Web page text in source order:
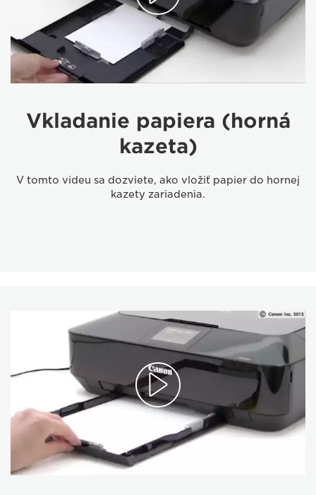
Vkladanie papiera (horná
kazeta)
V tomto videu sa dozviete, ako vložiť papier do hornej
kazety zariadenia.